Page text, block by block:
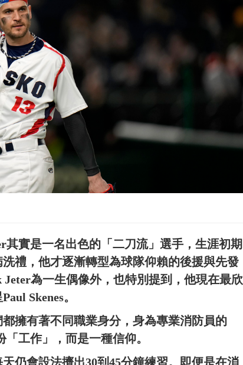
實是一名出色的「二刀流」選手，生涯初期
禮，他才逐漸轉型為球隊仰賴的後援與先發
為一生偶像外，也特別提到，他現在最欣
Skenes。
擁有著不同職業身分，身為專業消防員的
工作」，而是一種信仰。
仍會設法擠出30到45分鐘練習。即便是在消